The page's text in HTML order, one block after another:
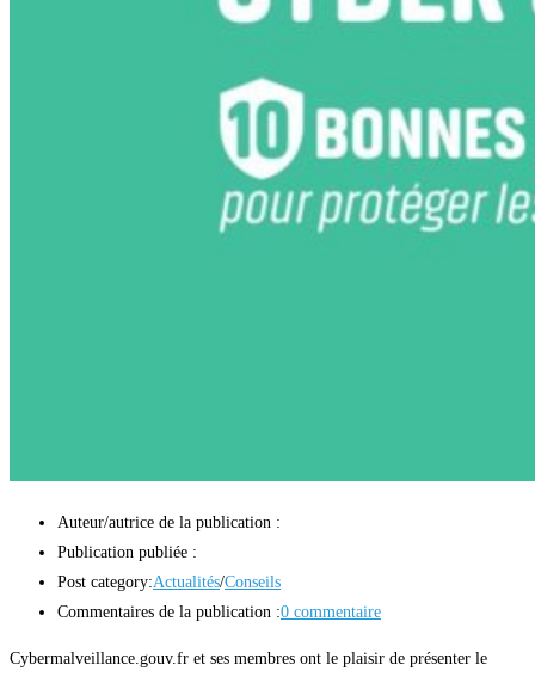
Auteur/autrice de la publication :
Publication publiée :
Post category:Actualités/Conseils
Commentaires de la publication :0 commentaire
Cybermalveillance.gouv.fr et ses membres ont le plaisir de présenter le